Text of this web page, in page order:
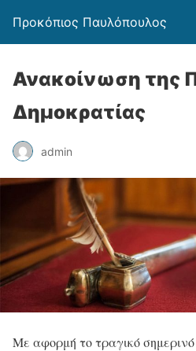
Προκόπιος Παυλόπουλος
Ανακοίνωση της
Δημοκρατίας
admin
Με αφορμή το τραγικό